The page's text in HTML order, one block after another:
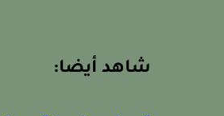
شاهد أيضا: